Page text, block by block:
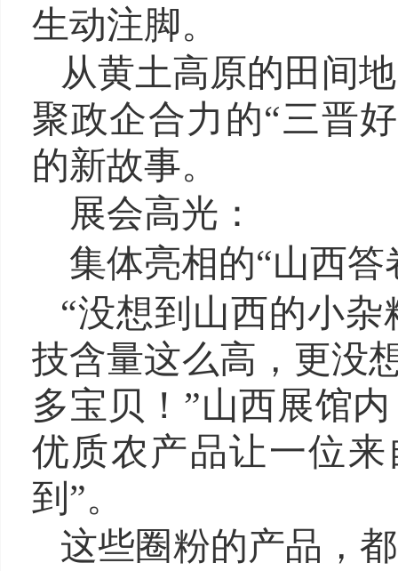
生动注脚。
从黄土高原的田间
聚政企合力的“三晋
的新故事。
展会高光：
集体亮相的“山西答
“没想到山西的小
技含量这么高，更没
多宝贝！”山西展馆
优质农产品让一位
到”。
这些圈粉的产品，